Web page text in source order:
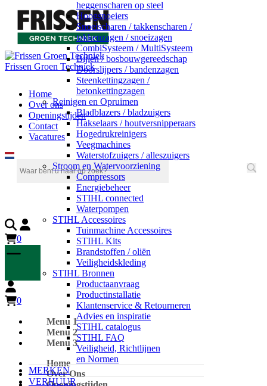
Frissen Groen Techniek
Home
Over ons
Openingstijden
Contact
Vacatures
heggenscharen op steel
Hoogsnoeiers
Snoeischaren / takkenscharen /
takkenzagen / snoeizagen
CombiSysteem / MultiSysteem
Bijlen / bosbouwgereedschap
Doorslijpers / bandenzagen
Steenkettingzagen /
betonkettingzagen
Reinigen en Opruimen
Bladblazers / bladzuigers
Hakselaars / houtversnipperaars
Hogedrukreinigers
Veegmachines
Waterstofzuigers / alleszuigers
Stroom en Watervoorziening
Compressors
Energiebeheer
STIHL connected
Waterpompen
STIHL Accessoires
Tuinmachine Accessoires
STIHL Kits
Brandstoffen / oliën
Veiligheidskleding
STIHL Bronnen
Productaanvraag
Productinstallatie
Klantenservice & Retourneren
Advies en inspiratie
STIHL catalogus
STIHL FAQ
Veiligheid, Richtlijnen
en Normen
MERKEN
VERHUUR
0
0
Menu 1
Menu 2
Menu 3
Home
Over Ons